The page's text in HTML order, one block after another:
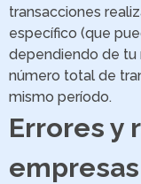
transacciones
específico (que
dependiendo de tu
número total de
mismo período.
Errores y